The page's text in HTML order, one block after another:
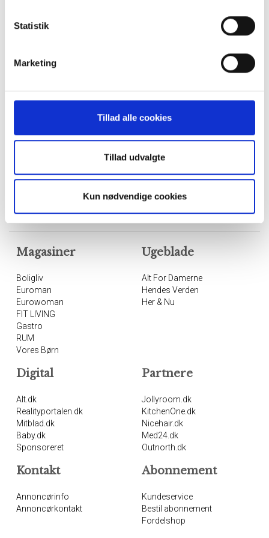
Statistik
Marketing
Tillad alle cookies
Tillad udvalgte
Kun nødvendige cookies
svømme, er det samtidig utrolig sjovt. Efter du har
spare på dit vandforbrug derhjemme, da du allerede
har været under bruseren, efter du har trænet. Hvis alt
noget, som du skal afprøve, hvis du er træt af at tage i
Magasiner
Boligliv
Euroman
Eurowoman
FIT LIVING
Gastro
RUM
Vores Børn
Ugeblade
Alt For Damerne
Hendes Verden
Her & Nu
Digital
Alt.dk
Realityportalen.dk
Mitblad.dk
Baby.dk
Sponsoreret
Partnere
Jollyroom.dk
KitchenOne.dk
Nicehair.dk
Med24.dk
Outnorth.dk
Kontakt
Annoncørinfo
Annoncørkontakt
Abonnement
Kundeservice
Bestil abonnement
Fordelshop